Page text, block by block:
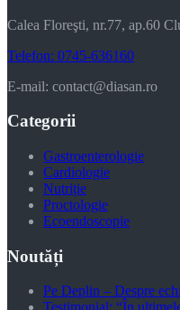
Calea Floreşti, nr.77, ap.60
Telefon: 0745-636160
E-mail: contact@diasan.ro
Categorii
Gastroenterologie
Cardiologie
Nutriție
Proctologie
Ecoendoscopie
Noutăți
Pe Deplin – Despre